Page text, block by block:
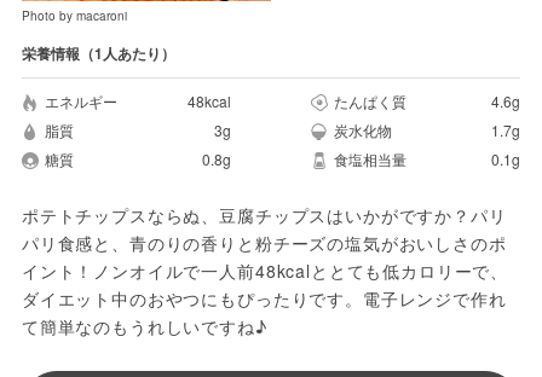
Photo by macaroni
栄養情報（1人あたり）
エネルギー 48kcal たんぱく質
4.6g
脂質
3g 炭水化物
1.7g
糖質
0.8g 食塩相当量 0.1g
ポテトチップスならぬ、豆腐チップスはいかがですか？パリ
パリ食感と、青のりの香りと粉チーズの塩気がおいしさのポ
イント！ノンオイルで一人前48kcalととても低カロリーで、
ダイエット中のおやつにもぴったりです。電子レンジで作れ
て簡単なのもうれしいですね♪